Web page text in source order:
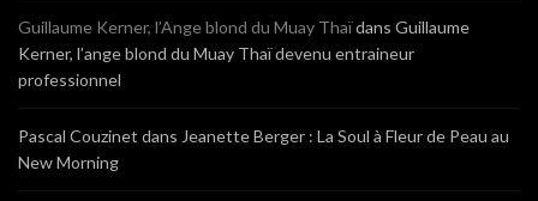
Guillaume Kerner, l’Ange blond du Muay Thaïdans Guillaume
Kerner, l’ange blond du Muay Thaï devenu entraineur
professionnel
Pascal Couzinet dans Jeanette Berger : La Soul à Fleur de Peau au
New Morning